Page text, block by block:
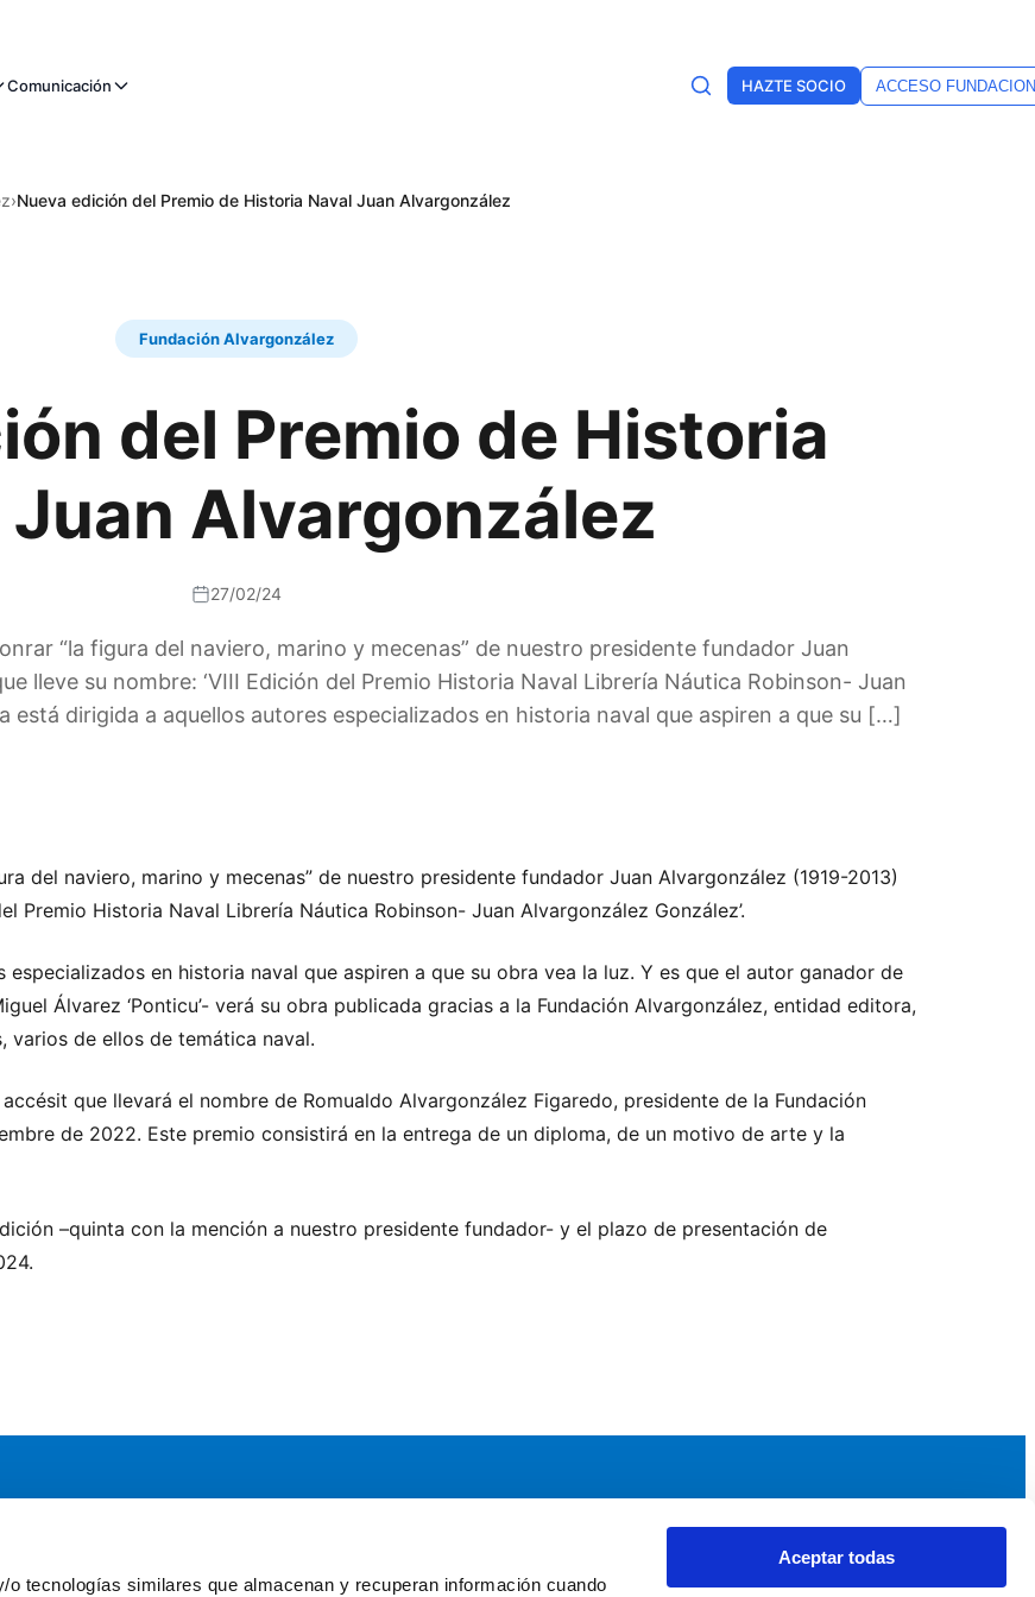
tecnologías similares que almacenan y recuperan información cuando
Aceptar todas
Comunicación HAZTE SOCIO ACCESO
›Nueva edición del Premio de Historia Naval Juan Alvargonzález
Fundación Alvargonzález
del Premio de Historia
Juan Alvargonzález
27/02/24
“la figura del naviero, marino y mecenas” de nuestro presidente fundador Juan
lleve su nombre: ‘VIII Edición del Premio Historia Naval Librería Náutica Robinson- Juan
está dirigida a aquellos autores especializados en historia naval que aspiren a que su […]
del naviero, marino y mecenas” de nuestro presidente fundador Juan Alvargonzález (1919-2013)
Premio Historia Naval Librería Náutica Robinson- Juan Alvargonzález González’.
en historia naval que aspiren a que su obra vea la luz. Y es que el autor ganador de
Álvarez ‘Ponticu’- verá su obra publicada gracias a la Fundación Alvargonzález, entidad editora,
varios de ellos de temática naval.
que llevará el nombre de Romualdo Alvargonzález Figaredo, presidente de la Fundación
de 2022. Este premio consistirá en la entrega de un diploma, de un motivo de arte y la
–quinta con la mención a nuestro presidente fundador- y el plazo de presentación de
Noticias y Eventos